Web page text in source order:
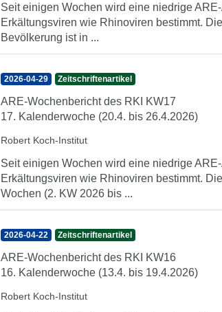
Seit einigen Wochen wird eine niedrige
Erkältungsviren wie Rhinoviren bestimmt.
Bevölkerung ist in ...
2026-04-29 Zeitschriftenartikel
ARE-Wochenbericht des RKI KW17
17. Kalenderwoche (20.4. bis 26.4.2026)
Robert Koch-Institut
Seit einigen Wochen wird eine niedrige
Erkältungsviren wie Rhinoviren bestimmt.
Wochen (2. KW 2026 bis ...
2026-04-22 Zeitschriftenartikel
ARE-Wochenbericht des RKI KW16
16. Kalenderwoche (13.4. bis 19.4.2026)
Robert Koch-Institut